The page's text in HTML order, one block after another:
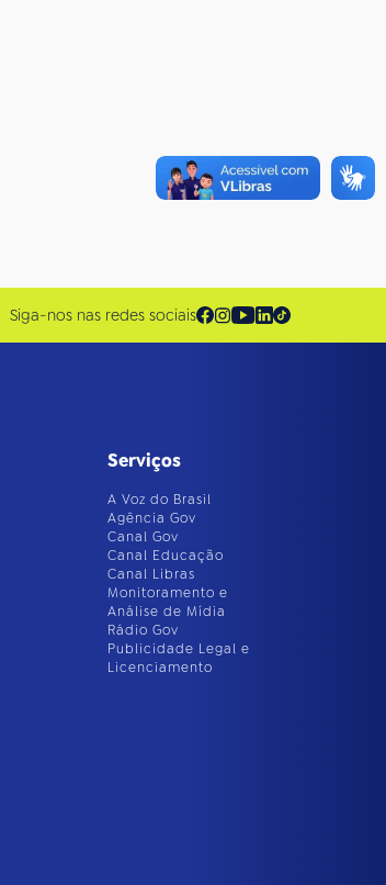
Siga-nos nas redes sociais
Serviços
A Voz do Brasil
Agência Gov
Canal Gov
Canal Educação
Canal Libras
Monitoramento e
Análise de Mídia
Rádio Gov
Publicidade Legal e
Licenciamento